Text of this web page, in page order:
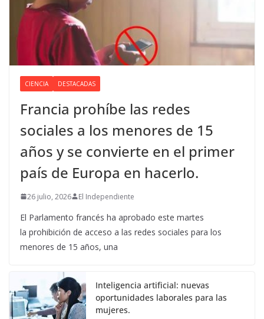
CIENCIA DESTACADAS
Francia prohíbe las redes
sociales a los menores de 15
años y se convierte en el primer
país de Europa en hacerlo.
26 julio, 2026 El Independiente
El Parlamento francés ha aprobado este martes
la prohibición de acceso a las redes sociales para los
menores de 15 años, una
Inteligencia artificial: nuevas
oportunidades laborales para las
mujeres.